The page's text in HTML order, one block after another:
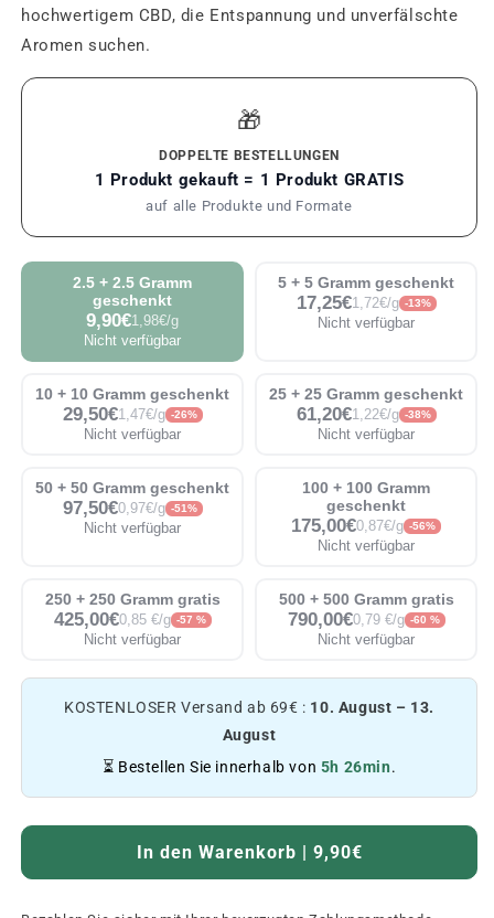
hochwertigem CBD, die Entspannung und unverfälschte
Aromen suchen.
🎁
DOPPELTE BESTELLUNGEN
1 Produkt gekauft = 1 Produkt GRATIS
auf alle Produkte und Formate
2.5 + 2.5 Gramm
geschenkt
9,90€1,98€/g
Nicht verfügbar
5 + 5 Gramm geschenkt
17,25€1,72€/g -13%
Nicht verfügbar
10 + 10 Gramm geschenkt
29,50€1,47€/g -26%
Nicht verfügbar
25 + 25 Gramm geschenkt
61,20€1,22€/g -38%
Nicht verfügbar
50 + 50 Gramm geschenkt
97,50€0,97€/g -51%
Nicht verfügbar
100 + 100 Gramm
geschenkt
175,00€0,87€/g -56%
Nicht verfügbar
250 + 250 Gramm gratis
425,00€0,85 €/g -57 %
Nicht verfügbar
500 + 500 Gramm gratis
790,00€0,79 €/g -60 %
Nicht verfügbar
KOSTENLOSER Versand ab 69€ : 10. August – 13.
August
⏳ Bestellen Sie innerhalb von 5h 26min.
In den Warenkorb | 9,90€